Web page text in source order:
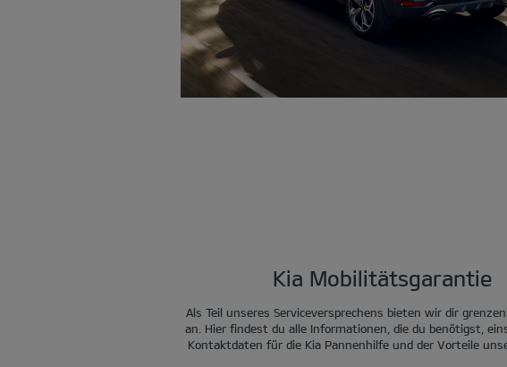
Kia Mobilitätsgarantie
Als Teil unseres Serviceversprechens bieten wir dir
an. Hier findest du alle Informationen, die du benötigst,
Kontaktdaten für die Kia Pannenhilfe und der Vorteile